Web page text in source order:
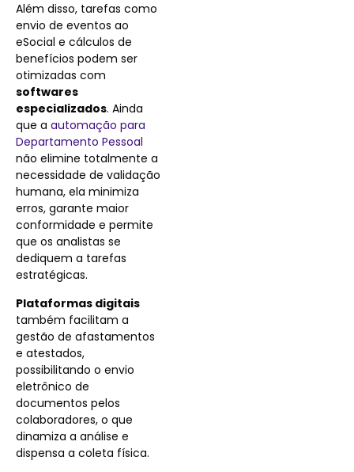
Além disso, tarefas como
envio de eventos ao
eSocial e cálculos de
benefícios podem ser
otimizadas com
softwares
especializados. Ainda
que a automação para
Departamento Pessoal
não elimine totalmente a
necessidade de validação
humana, ela minimiza
erros, garante maior
conformidade e permite
que os analistas se
dediquem a tarefas
estratégicas.
Plataformas digitais
também facilitam a
gestão de afastamentos
e atestados,
possibilitando o envio
eletrônico de
documentos pelos
colaboradores, o que
dinamiza a análise e
dispensa a coleta física.